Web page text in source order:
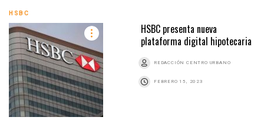
HSBC
HSBC presenta nueva
plataforma digital hipotecaria
REDACCIÓN CENTRO URBANO
FEBRERO 15, 2023